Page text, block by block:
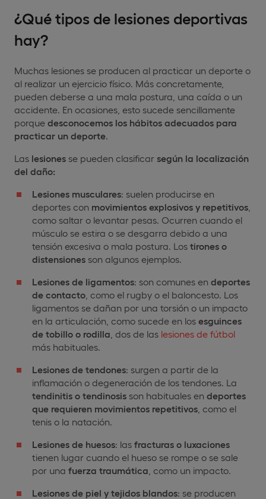
¿Qué tipos de lesiones deportivas
hay?
Muchas lesiones se producen al practicar un deporte o
al realizar un ejercicio físico. Más concretamente,
pueden deberse a una mala postura, una caída o un
accidente. En ocasiones, esto sucede sencillamente
porque desconocemos los hábitos adecuados para
practicar un deporte
Las lesiones se pueden clasificar según la localización
del daño:
Lesiones musculares: suelen producirse en
deportes con movimientos explosivos y repetitivos
como saltar o levantar pesas. Ocurren cuando el
músculo se estira o se desgarra debido a una
tensión excesiva o mala postura. Los tirones o
distensiones son algunos ejemplos.
Lesiones de ligamentos: son comunes en deportes
de contacto , como el rugby o el baloncesto. Los
ligamentos se dañan por una torsión o un impacto
en la articulación, como sucede en los esguinces
de tobillo o rodilla , dos de las lesiones de fútbol
más habituales.
Lesiones de tendones: surgen a partir de la
inflamación o degeneración de los tendones. La
tendinitis o tendinosis son habituales en deportes
que requieren movimientos repetitivos , como el
tenis o la natación.
Lesiones de huesos: las fracturas o luxaciones
tienen lugar cuando el hueso se rompe o se sale
por una fuerza traumática , como un impacto.
Lesiones de piel y tejidos blandos: se producen